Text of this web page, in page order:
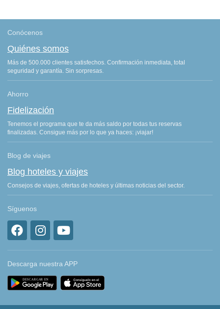
Conócenos
Quiénes somos
Más de 500.000 clientes satisfechos. Confirmación inmediata, total
seguridad y garantía. Sin sorpresas.
Ahorro
Fidelización
Tenemos el programa que te da más saldo por todas tus reservas
finalizadas. Consigue más por lo que ya haces: ¡viajar!
Blog de viajes
Blog hoteles y viajes
Consejos de viajes, ofertas de hoteles y últimas noticias del sector.
Síguenos
Descarga nuestra APP